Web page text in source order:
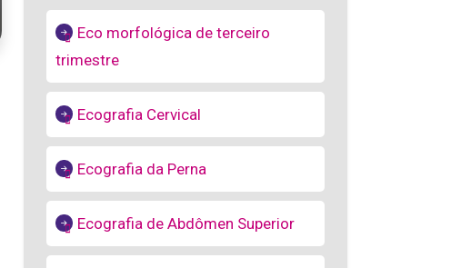
Eco morfológica de terceiro
trimestre
Ecografia Cervical
Ecografia da Perna
Ecografia de Abdômen Superior